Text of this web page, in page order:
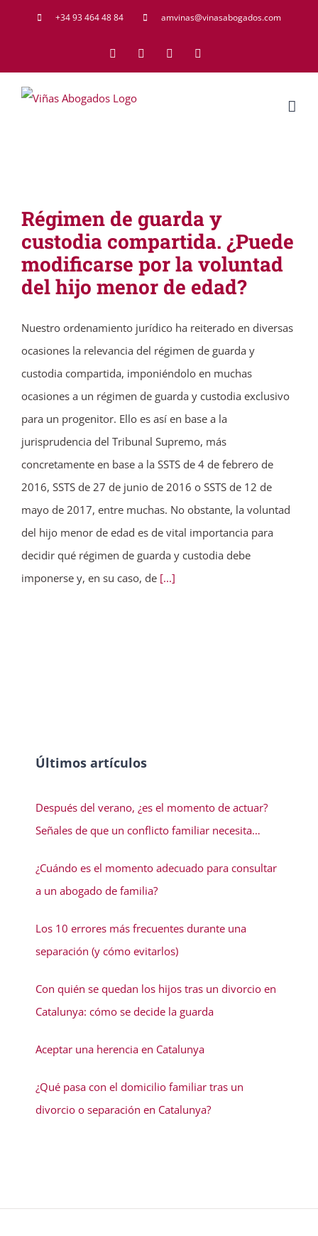
+34 93 464 48 84 amvinas@vinasabogados.com
FacebookTwitter LinkedIn
Régimen de guarda y
custodia compartida. ¿Puede
modificarse por la voluntad
del hijo menor de edad?
Nuestro ordenamiento jurídico ha reiterado en diversas
ocasiones la relevancia del régimen de guarda y
custodia compartida, imponiéndolo en muchas
ocasiones a un régimen de guarda y custodia exclusivo
para un progenitor. Ello es así en base a la
jurisprudencia del Tribunal Supremo, más
concretamente en base a la SSTS de 4 de febrero de
2016, SSTS de 27 de junio de 2016 o SSTS de 12 de
mayo de 2017, entre muchas. No obstante, la voluntad
del hijo menor de edad es de vital importancia para
decidir qué régimen de guarda y custodia debe
imponerse y, en su caso, de [...]
Últimos artículos
Después del verano, ¿es el momento de actuar?
Señales de que un conflicto familiar necesita
¿Cuándo es el momento adecuado para consultar
a un abogado de familia?
Los 10 errores más frecuentes durante una
separación (y cómo evitarlos)
Con quién se quedan los hijos tras un divorcio en
Catalunya: cómo se decide la guarda
Aceptar una herencia en Catalunya
¿Qué pasa con el domicilio familiar tras un
divorcio o separación en Catalunya?